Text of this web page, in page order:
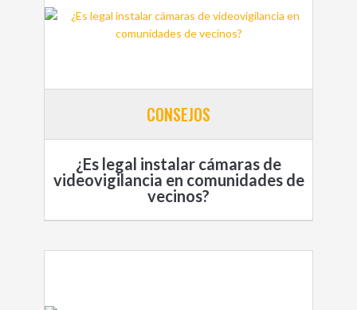
CONSEJOS
¿Es legal instalar cámaras de
videovigilancia en comunidades de
vecinos?